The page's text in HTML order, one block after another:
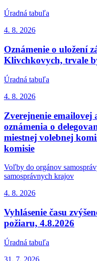
Úradná tabuľa
4. 8. 2026
Oznámenie o uložení
Klivchkovych, trvale
Úradná tabuľa
4. 8. 2026
Zverejnenie emailovej
oznámenia o
miestnej volebnej
komisie
Voľby do orgánov
samosprávnych krajov
4. 8. 2026
Vyhlásenie času
požiaru, 4.8.2026
Úradná tabuľa
31. 7. 2026